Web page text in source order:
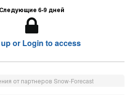
Следующие 6-9 дней
or Login to access
от партнеров Snow-Forecast